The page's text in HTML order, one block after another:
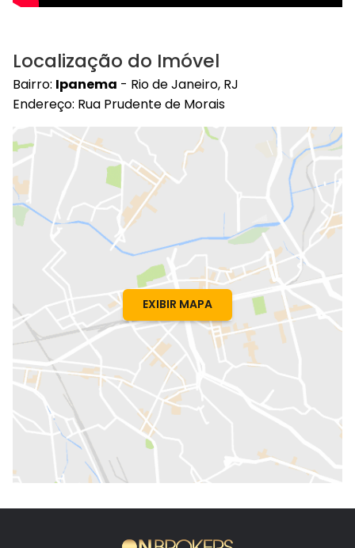
Localização do Imóvel
Bairro: Ipanema - Rio de Janeiro, RJ
Endereço: Rua Prudente de Morais
EXIBIR MAPA